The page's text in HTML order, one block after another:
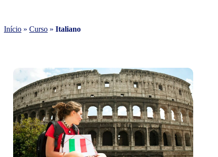
Início » Curso » Italiano